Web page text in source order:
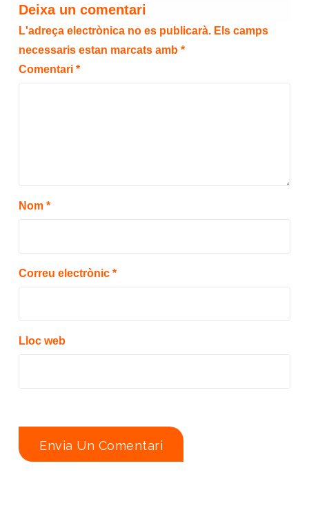
Deixa un comentari
L'adreça electrònica no es publicarà. Els camps
necessaris estan marcats amb *
Comentari *
Nom *
Correu electrònic *
Lloc web